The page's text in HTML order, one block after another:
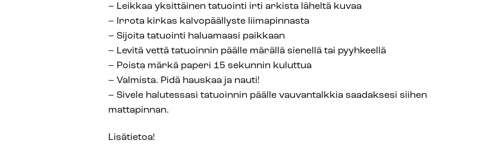
– Leikkaa yksittäinen tatuointi irti arkista läheltä kuvaa
– Irrota kirkas kalvopäällyste liimapinnasta
– Sijoita tatuointi haluamaasi paikkaan
– Levitä vettä tatuoinnin päälle märällä sienellä tai pyyhkeellä
– Poista märkä paperi 15 sekunnin kuluttua
– Valmista. Pidä hauskaa ja nauti!
– Sivele halutessasi tatuoinnin päälle vauvantalkkia saadaksesi siihen
mattapinnan.
Lisätietoa!